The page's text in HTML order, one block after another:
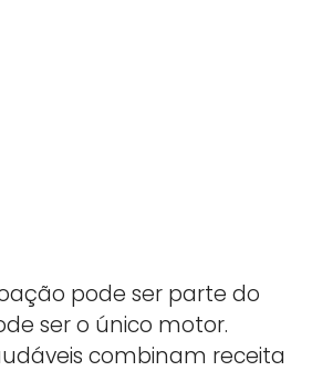
pode ser parte do
ser o único motor.
combinam receita